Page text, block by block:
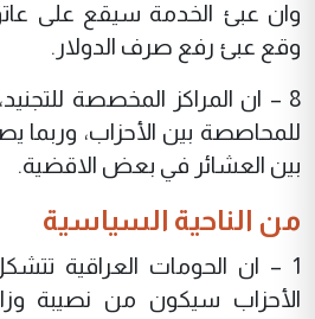
وان عبئ الخدمة سيقع على
وقع عبئ رفع صرف الدولار.
8 – ان المراكز المخصصة
للمحاصصة بين الأحزاب، وربما
بين العشائر في بعض الاقضية.
من الناحية السياسية
1 – ان الحومات العراقية
الأحزاب سيكون من نصيبة